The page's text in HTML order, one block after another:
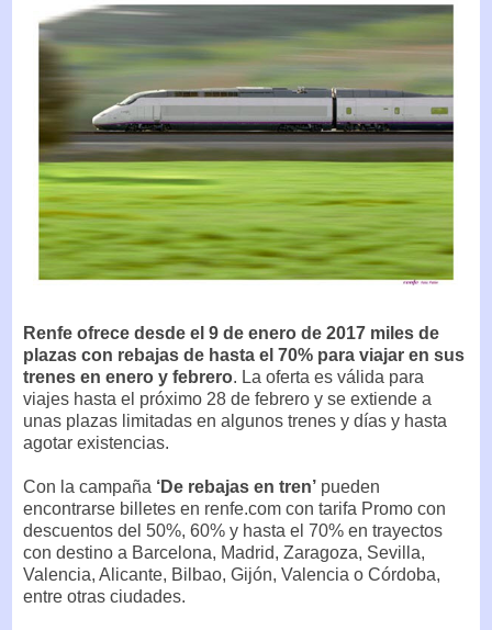
Renfe ofrece desde el 9 de enero de 2017 miles de
plazas con rebajas de hasta el 70% para viajar en sus
trenes en enero y febrero. La oferta es válida para
viajes hasta el próximo 28 de febrero y se extiende a
unas plazas limitadas en algunos trenes y días y hasta
agotar existencias.
Con la campaña ‘De rebajas en tren’ pueden
encontrarse billetes en renfe.com con tarifa Promo con
descuentos del 50%, 60% y hasta el 70% en trayectos
con destino a Barcelona, Madrid, Zaragoza, Sevilla,
Valencia, Alicante, Bilbao, Gijón, Valencia o Córdoba,
entre otras ciudades.